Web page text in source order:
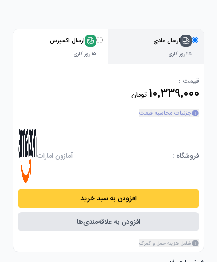
ارسال عادی
۲۵ روز کاری
ارسال اکسپرس
۱۵ روز کاری
قیمت :
۱۰٬۳۳۹٬۰۰۰ تومان
جزئیات محاسبه قیمت
فروشگاه : آمازون امارات
افزودن به سبد خرید
افزودن به علاقه‌مندی‌ها
شامل هزینه حمل و گمرک